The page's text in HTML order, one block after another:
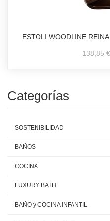
ESTOLI WOODLINE
138,85 €
Categorías
SOSTENIBILIDAD
BAÑOS
COCINA
LUXURY BATH
BAÑO y COCINA INFANTIL